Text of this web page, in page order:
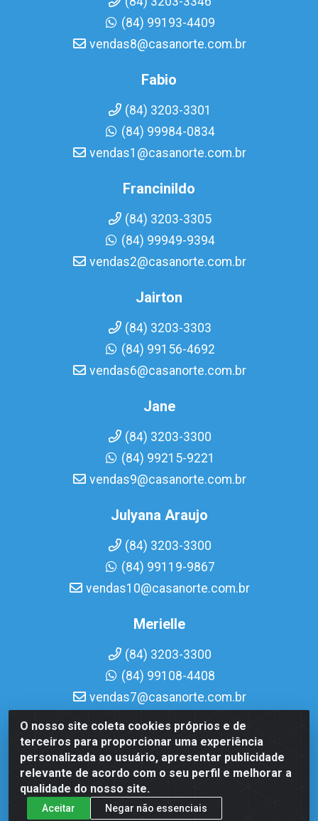
O nosso site coleta cookies próprios e de
terceiros para proporcionar uma experiência
personalizada ao usuário, apresentar publicidade
relevante de acordo com o seu perfil e melhorar a
qualidade do nosso site.
Aceitar Negar não essenciais
(84) 99193-4409
vendas8@casanorte.com.br
Fabio
(84) 3203-3301
(84) 99984-0834
vendas1@casanorte.com.br
Francinildo
(84) 3203-3305
(84) 99949-9394
vendas2@casanorte.com.br
Jairton
(84) 3203-3303
(84) 99156-4692
vendas6@casanorte.com.br
Jane
(84) 3203-3300
(84) 99215-9221
vendas9@casanorte.com.br
Julyana Araujo
(84) 3203-3300
(84) 99119-9867
vendas10@casanorte.com.br
Merielle
(84) 3203-3300
(84) 99108-4408
vendas7@casanorte.com.br
Casa Norte LTDA - Av. Interventor Mário Câmara, 1815 - Dix-
Sept Rosado, Natal/RN - CEP 59054-600 - CNPJ
08.713.513/0001-51